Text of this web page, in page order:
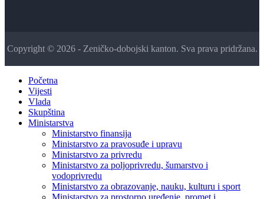
Copyright © 2026 - Zeničko-dobojski kanton. Sva prava pridržana.
Početna
Vijesti
Vlada
Skupština
Ministarstva
Ministarstvo finansija
Ministarstvo za pravosuđe i upravu
Ministarstvo za privredu
Ministarstvo za poljoprivredu, šumarstvo i
vodoprivredu
Ministarstvo za obrazovanje, nauku, kulturu i sport
Ministarstvo za prostorno uređenje, promet i